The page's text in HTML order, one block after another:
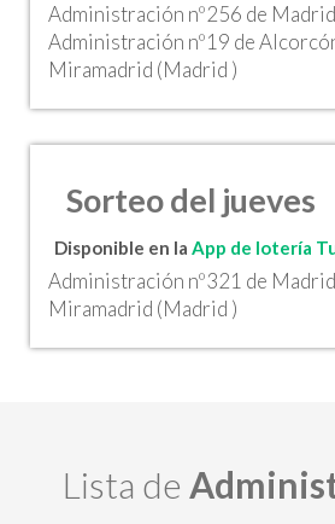
Administración nº256 de
Administración nº19 de
Miramadrid (Madrid )
Sorteo del jueves
Disponible en la App de lotería
Administración nº321 de
Miramadrid (Madrid )
Lista de